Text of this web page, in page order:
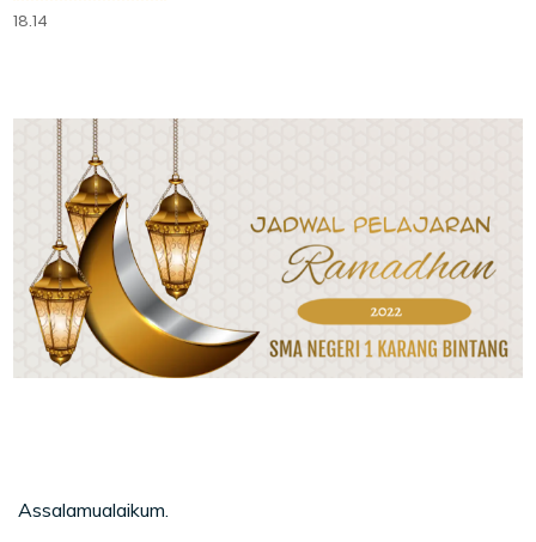
18.14
Assalamualaikum.